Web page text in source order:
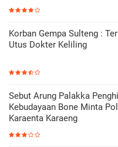
Korban Gempa Sulteng :
Utus Dokter Keliling
Sebut Arung Palakka
Kebudayaan Bone Minta
Karaenta Karaeng